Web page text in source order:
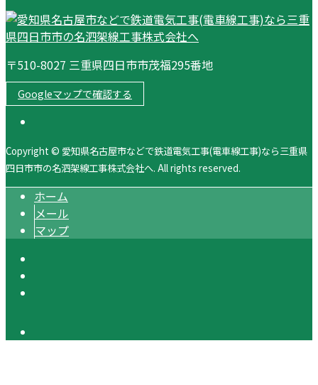
〒510-8027 三重県四日市市茂福295番地
Googleマップで確認する
Copyright © 愛知県名古屋市などで鉄道電気工事(電車線工事)なら三重県
四日市市の名泗架線工事株式会社へ. All rights reserved.
ホーム
メール
マップ